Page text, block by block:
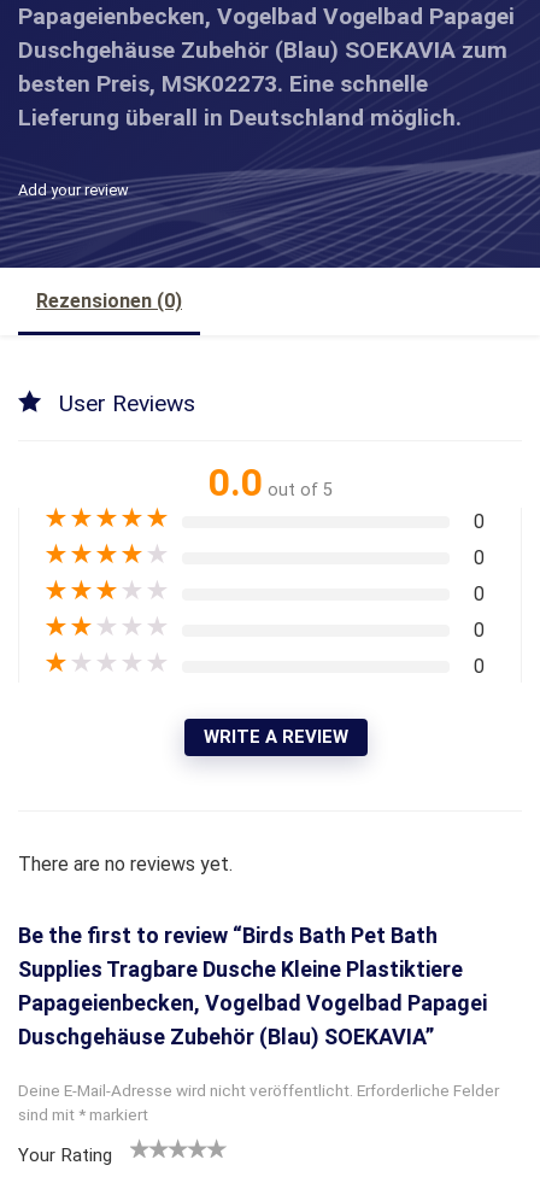
Papageienbecken, Vogelbad Vogelbad Papagei
Duschgehäuse Zubehör (Blau) SOEKAVIA zum
besten Preis, MSK02273. Eine schnelle
Lieferung überall in Deutschland möglich.
Add your review
Rezensionen (0)
User Reviews
0.0 out of 5
★★★★★ 0
★★★★ ★ 0
★★★ ★ ★ 0
★★ ★ ★ ★ 0
★ ★ ★ ★ ★ 0
WRITE A REVIEW
There are no reviews yet.
Be the first to review “Birds Bath Pet Bath
Supplies Tragbare Dusche Kleine Plastiktiere
Papageienbecken, Vogelbad Vogelbad Papagei
Duschgehäuse Zubehör (Blau) SOEKAVIA”
Deine E-Mail-Adresse wird nicht veröffentlicht. Erforderliche Felder
sind mit * markiert
Your Rating